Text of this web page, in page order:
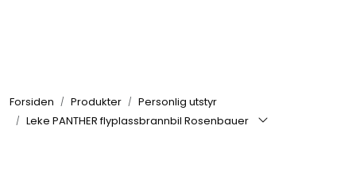
Forsiden Produkter
Personlig utstyr
Leke PANTHER flyplassbrannbil Rosenbauer
Produkter